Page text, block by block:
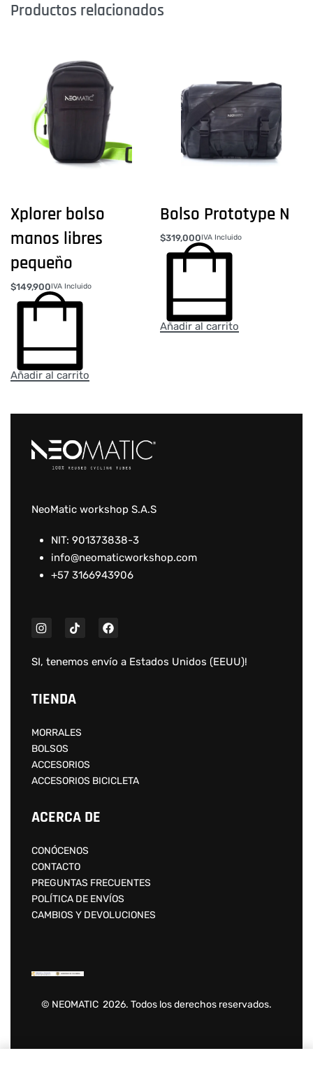
Productos relacionados
Xplorer bolso
manos libres
pequeño
$149,900IVA Incluido
Añadir al carrito
Bolso Prototype N
$319,000IVA Incluido
Añadir al carrito
NeoMatic workshop S.A.S
NIT: 901373838-3
info@neomaticworkshop.com
+57 3166943906
SI, tenemos envío a Estados Unidos (EEUU)!
TIENDA
MORRALES
BOLSOS
ACCESORIOS
ACCESORIOS BICICLETA
ACERCA DE
CONÓCENOS
CONTACTO
PREGUNTAS FRECUENTES
POLÍTICA DE ENVÍOS
CAMBIOS Y DEVOLUCIONES
© NEOMATIC 2026. Todos los derechos reservados.